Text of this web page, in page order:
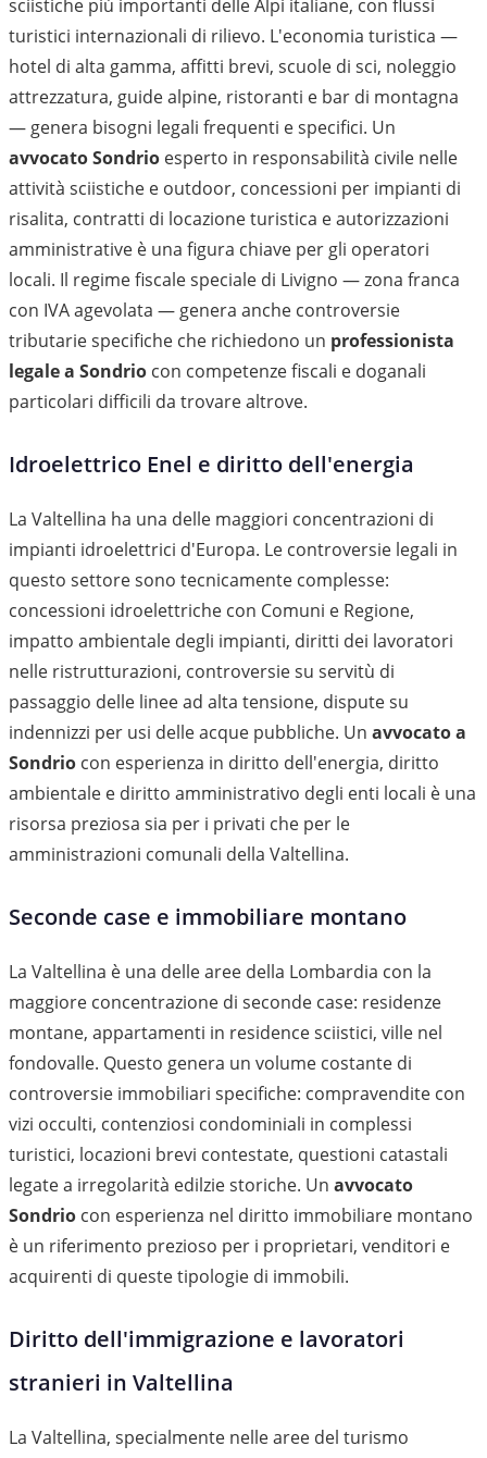
sciistiche più importanti delle Alpi italiane, con flussi
turistici internazionali di rilievo. L'economia turistica —
hotel di alta gamma, affitti brevi, scuole di sci, noleggio
attrezzatura, guide alpine, ristoranti e bar di montagna
— genera bisogni legali frequenti e specifici. Un
avvocato Sondrio esperto in responsabilità civile nelle
attività sciistiche e outdoor, concessioni per impianti di
risalita, contratti di locazione turistica e autorizzazioni
amministrative è una figura chiave per gli operatori
locali. Il regime fiscale speciale di Livigno — zona franca
con IVA agevolata — genera anche controversie
tributarie specifiche che richiedono un professionista
legale a Sondrio con competenze fiscali e doganali
particolari difficili da trovare altrove.
Idroelettrico Enel e diritto dell'energia
La Valtellina ha una delle maggiori concentrazioni di
impianti idroelettrici d'Europa. Le controversie legali in
questo settore sono tecnicamente complesse:
concessioni idroelettriche con Comuni e Regione,
impatto ambientale degli impianti, diritti dei lavoratori
nelle ristrutturazioni, controversie su servitù di
passaggio delle linee ad alta tensione, dispute su
indennizzi per usi delle acque pubbliche. Un avvocato a
Sondrio con esperienza in diritto dell'energia, diritto
ambientale e diritto amministrativo degli enti locali è una
risorsa preziosa sia per i privati che per le
amministrazioni comunali della Valtellina.
Seconde case e immobiliare montano
La Valtellina è una delle aree della Lombardia con la
maggiore concentrazione di seconde case: residenze
montane, appartamenti in residence sciistici, ville nel
fondovalle. Questo genera un volume costante di
controversie immobiliari specifiche: compravendite con
vizi occulti, contenziosi condominiali in complessi
turistici, locazioni brevi contestate, questioni catastali
legate a irregolarità edilzie storiche. Un avvocato
Sondrio con esperienza nel diritto immobiliare montano
è un riferimento prezioso per i proprietari, venditori e
acquirenti di queste tipologie di immobili.
Diritto dell'immigrazione e lavoratori
stranieri in Valtellina
La Valtellina, specialmente nelle aree del turismo